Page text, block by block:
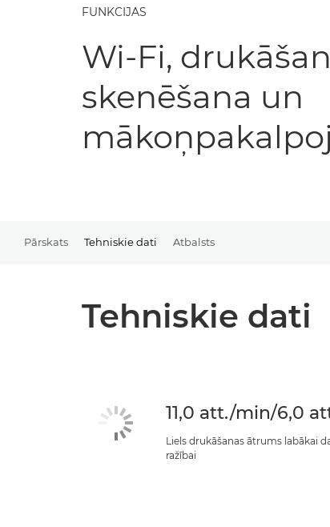
FUNKCIJAS
Wi-Fi,
skenēšana un
Pārskats Tehniskie dati Atbalsts
Tehniskie dati
11,0 att./min/6,0
Liels drukāšanas ātrums labākai
ražībai